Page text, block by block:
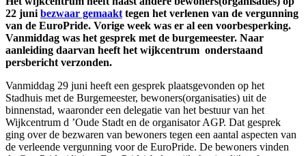
22 juni bezwaar gemaakt tegen het verlenen van de vergunning
van de EuroPride. Vorige week was er al een voorbesperking.
Vanmiddag was het gesprek met de burgemeester. Naar
aanleiding daarvan heeft het wijkcentrum onderstaand
persbericht verzonden.
Vanmiddag 29 juni heeft een gesprek plaatsgevonden op het
Stadhuis met de Burgemeester, bewoners(organisaties) uit de
binnenstad, waaronder een delegatie van het bestuur van het
Wijkcentrum d ’Oude Stadt en de organisator AGP. Dat gesprek
ging over de bezwaren van bewoners tegen een aantal aspecten van
de verleende vergunning voor de EuroPride. De bewoners vinden